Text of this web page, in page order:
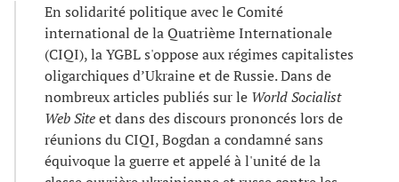
En solidarité politique avec le Comité
international de la Quatrième Internationale
(CIQI), la YGBL s'oppose aux régimes capitalistes
oligarchiques d’Ukraine et de Russie. Dans de
nombreux articles publiés sur le World Socialist
Web Siteet dans des discours prononcés lors de
réunions du CIQI, Bogdan a condamné sans
équivoque la guerre et appelé à l'unité de la